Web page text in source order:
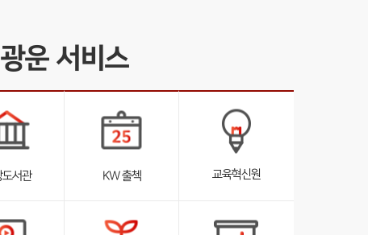
광운 서비스
서관 KW 출첵
브
리
스
펼
교육혁신원
브